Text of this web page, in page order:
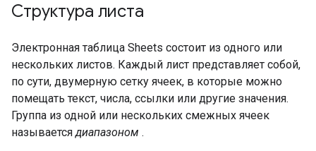
Структура листа
Электронная таблица Sheets состоит из одного или
нескольких листов. Каждый лист представляет собой,
по сути, двумерную сетку ячеек, в которые можно
помещать текст, числа, ссылки или другие значения.
Группа из одной или нескольких смежных ячеек
называетсядиапазоном .